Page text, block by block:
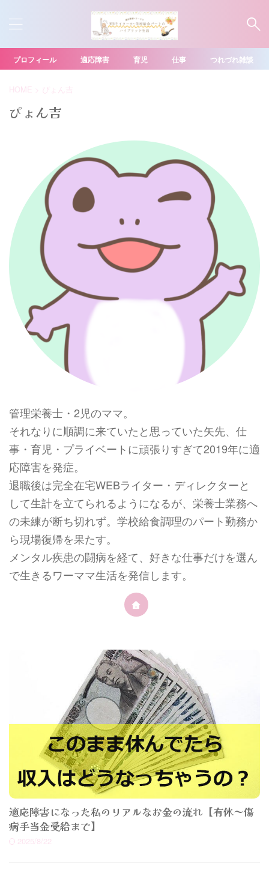
プロフィール 適応障害 育児 仕事 つれづれ雑談
HOME > ぴょん吉
ぴょん吉
管理栄養士・2児のママ。
それなりに順調に来ていたと思っていた矢先、仕
事・育児・プライベートに頑張りすぎて2019年に適
応障害を発症。
退職後は完全在宅WEBライター・ディレクターと
して生計を立てられるようになるが、栄養士業務へ
の未練が断ち切れず。学校給食調理のパート勤務か
ら現場復帰を果たす。
メンタル疾患の闘病を経て、好きな仕事だけを選ん
で生きるワーママ生活を発信します。
適応障害になった私のリアルなお金の流れ【有休～傷
病手当金受給まで】
2025/8/22